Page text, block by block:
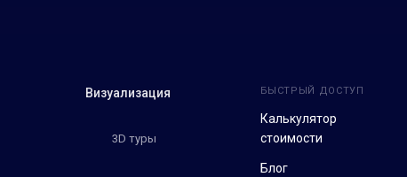
Визуализация
3D туры
БЫСТРЫЙ ДОСТУП
Калькулятор
стоимости
Блог